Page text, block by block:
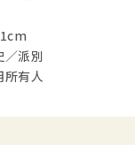
／派別
所有人